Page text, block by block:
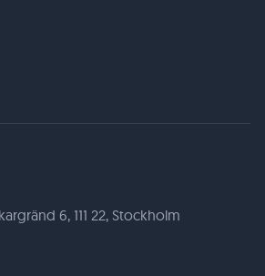
6, 111 22, Stockholm